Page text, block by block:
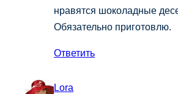
нравятся шоколадные
Обязательно приготовлю.
Ответить
Lora